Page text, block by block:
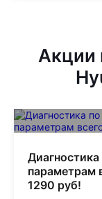
Акции
параметрам
1290 руб!